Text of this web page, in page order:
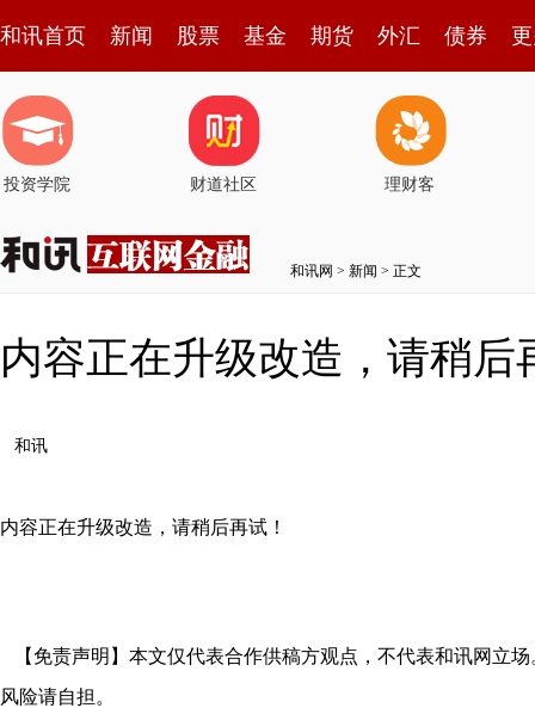
和讯首页 新闻 股票 基金 期货 外汇 债券
投资学院 财道社区 理财客
和讯网 > 新闻 > 正文
内容正在升级改造，请稍后
和讯
内容正在升级改造，请稍后再试！
【免责声明】本文仅代表合作供稿方观点，不代表和讯网立
风险请自担。